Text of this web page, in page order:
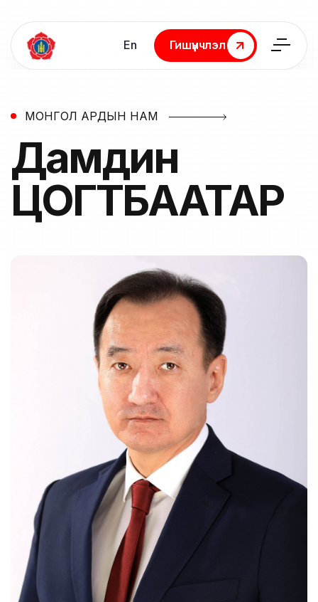
En
Гишүүнчлэл
Гишүүнчлэл
МОНГОЛ АРДЫН НАМ
Дамдин
ЦОГТБААТАР